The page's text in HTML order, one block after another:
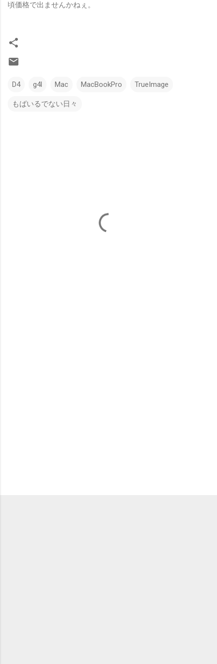
頃価格で出ませんかねぇ。
D4 g4l Mac MacBookPro TrueImage
もばいるでない日々